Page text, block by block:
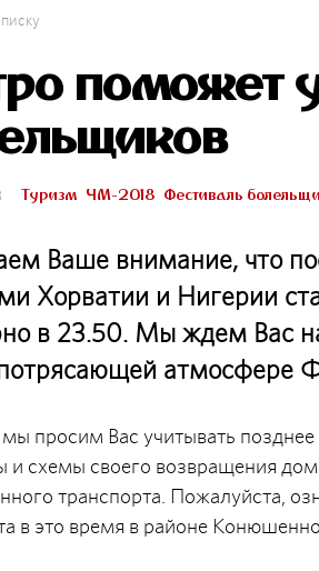
поможет
Туризм ЧМ-2018 Фестиваль
Ваше внимание, что
Хорватии и Нигерии
в 23.50. Мы ждем Вас
просим Вас учитывать позднее
схемы своего возвращения
транспорта. Пожалуйста,
в это время в районе